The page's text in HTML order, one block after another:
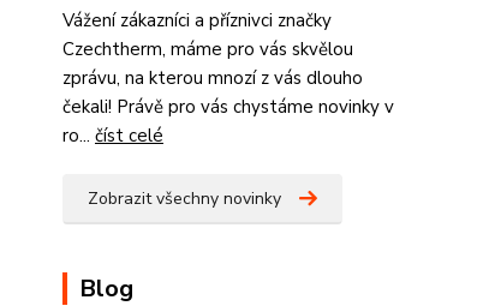
Vážení zákazníci a příznivci značky
Czechtherm, máme pro vás skvělou
zprávu, na kterou mnozí z vás dlouho
čekali! Právě pro vás chystáme novinky v
ro... číst celé
Zobrazit všechny novinky
Blog